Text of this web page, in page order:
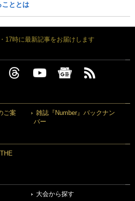
こととは
17時に最新記事をお届けします
ご案
雑誌『Number』バックナン
バー
大会から探す